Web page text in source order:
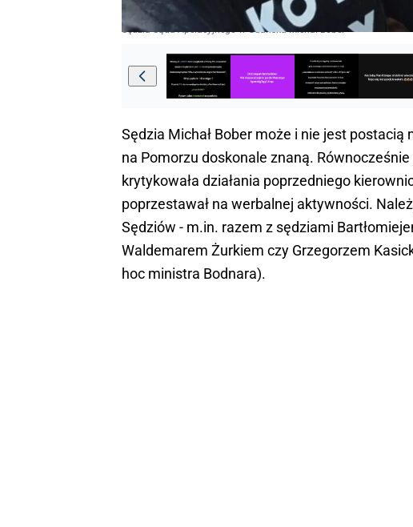
Sędzia Sądu Apelacyjnego w Gdańsku Michał Bober
Sędzia Michał Bober może i nie jest
na Pomorzu doskonale znaną.
krytykowała działania poprzedniego
poprzestawał na werbalnej aktywności.
Sędziów - m.in. razem z sędziami
Waldemarem Żurkiem czy Grzegorzem
hoc ministra Bodnara).